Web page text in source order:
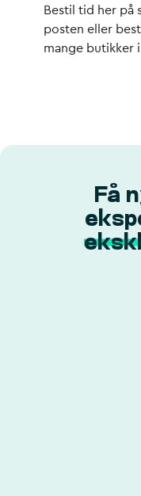
Bestil tid her på
posten eller
mange butikker
Få